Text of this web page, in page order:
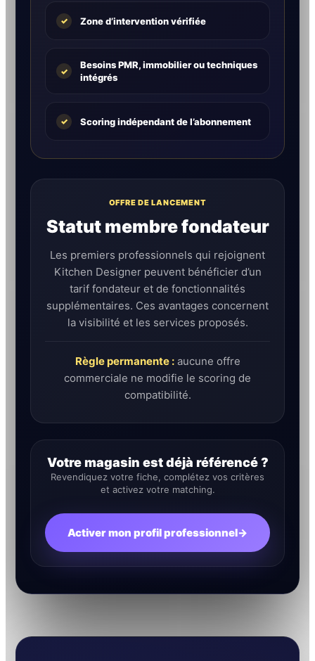
✓ Zone d’intervention vérifiée
✓
Besoins PMR, immobilier ou techniques
intégrés
✓ Scoring indépendant de l’abonnement
OFFRE DE LANCEMENT
Statut membre fondateur
Les premiers professionnels qui rejoignent
Kitchen Designer peuvent bénéficier d’un
tarif fondateur et de fonctionnalités
supplémentaires. Ces avantages concernent
la visibilité et les services proposés.
Règle permanente :aucune offre
commerciale ne modifie le scoring de
compatibilité.
Votre magasin est déjà référencé ?
Revendiquez votre fiche, complétez vos critères
et activez votre matching.
Activer mon profil professionnel→